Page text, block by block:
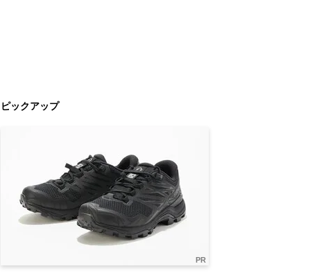
ピックアップ
PR